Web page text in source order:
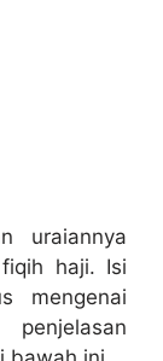
uraiannya
haji. Isi
mengenai